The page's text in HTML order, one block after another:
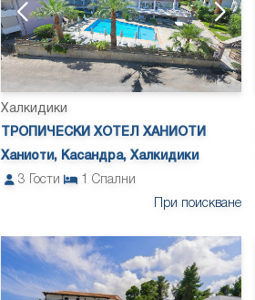
Халкидики
ТРОПИЧЕСКИ ХОТЕЛ ХАНИОТИ
Ханиоти, Касандра, Халкидики
3
Гости
Спални
При поискване